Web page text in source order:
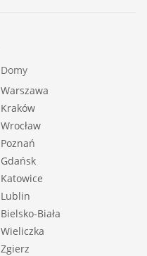
Domy
Warszawa
Kraków
Wrocław
Poznań
Gdańsk
Katowice
Lublin
Bielsko-Biała
Wieliczka
Zgierz